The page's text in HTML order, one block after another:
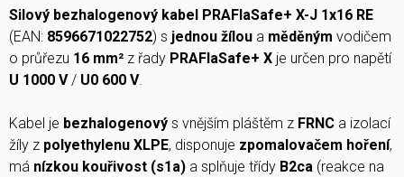
Silový bezhalogenový kabel PRAFlaSafe+ X-J 1x16 RE
(EAN: 8596671022752) s jednou žílou a měděným vodičem
o průřezu 16 mm² z řady PRAFlaSafe+ X je určen pro napětí
U 1000 V/ U0 600 V.
Kabel je bezhalogenový s vnějším pláštěm z FRNC a izolací
žíly z polyethylenu XLPE, disponuje zpomalovačem hoření,
má nízkou kouřivost (s1a) a splňuje třídy B2ca (reakce na